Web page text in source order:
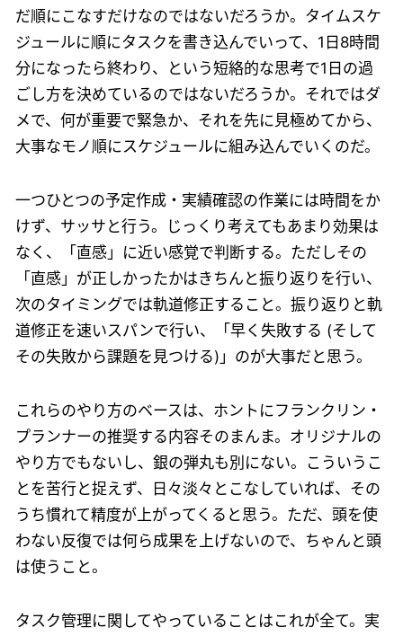
だ順にこなすだけなのではないだろうか。タイムスケ
ジュールに順にタスクを書き込んでいって、1日8時間
分になったら終わり、という短絡的な思考で1日の過
ごし方を決めているのではないだろうか。それではダ
メで、何が重要で緊急か、それを先に見極めてから、
大事なモノ順にスケジュールに組み込んでいくのだ。
一つひとつの予定作成・実績確認の作業には時間をか
けず、サッサと行う。じっくり考えてもあまり効果は
なく、「直感」に近い感覚で判断する。ただしその
「直感」が正しかったかはきちんと振り返りを行い、
次のタイミングでは軌道修正すること。振り返りと軌
道修正を速いスパンで行い、「早く失敗する (そして
その失敗から課題を見つける)」のが大事だと思う。
これらのやり方のベースは、ホントにフランクリン・
プランナーの推奨する内容そのまんま。オリジナルの
やり方でもないし、銀の弾丸も別にない。こういうこ
とを苦行と捉えず、日々淡々とこなしていれば、その
うち慣れて精度が上がってくると思う。ただ、頭を使
わない反復では何ら成果を上げないので、ちゃんと頭
は使うこと。
タスク管理に関してやっていることはこれが全て。実